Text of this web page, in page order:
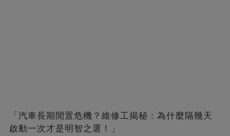
「汽車長期閒置危機？維修工揭秘：為什麼隔幾天
啟動一次才是明智之選！」